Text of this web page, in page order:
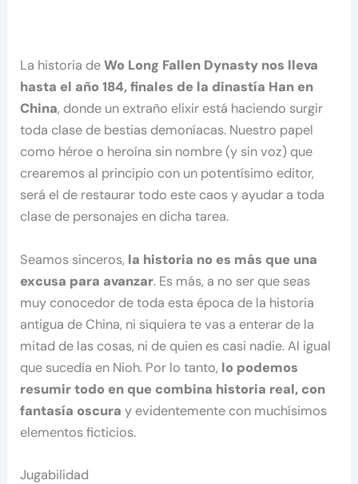
La historia deWo Long Fallen Dynasty nos lleva
hasta el año 184, finales de la dinastía Han en
China, donde un extraño elixir está haciendo surgir
toda clase de bestias demoníacas. Nuestro papel
como héroe o heroína sin nombre (y sin voz) que
crearemos al principio con un potentísimo editor,
será el de restaurar todo este caos y ayudar a toda
clase de personajes en dicha tarea.
Seamos sinceros, la historia no es más que una
excusa para avanzar. Es más, a no ser que seas
muy conocedor de toda esta época de la historia
antigua de China, ni siquiera te vas a enterar de la
mitad de las cosas, ni de quien es casi nadie. Al igual
que sucedía en Nioh. Por lo tanto, lo podemos
resumir todo en que combina historia real, con
fantasía oscura y evidentemente con muchísimos
elementos ficticios.
Jugabilidad